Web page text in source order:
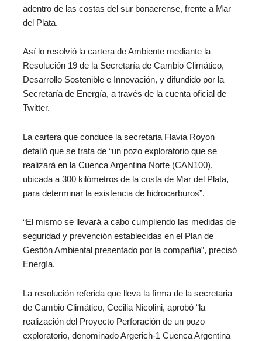
adentro de las costas del sur bonaerense, frente a Mar
del Plata.
Así lo resolvió la cartera de Ambiente mediante la
Resolución 19 de la Secretaría de Cambio Climático,
Desarrollo Sostenible e Innovación, y difundido por la
Secretaría de Energía, a través de la cuenta oficial de
Twitter.
La cartera que conduce la secretaria Flavia Royon
detalló que se trata de “un pozo exploratorio que se
realizará en la Cuenca Argentina Norte (CAN100),
ubicada a 300 kilómetros de la costa de Mar del Plata,
para determinar la existencia de hidrocarburos”.
“El mismo se llevará a cabo cumpliendo las medidas de
seguridad y prevención establecidas en el Plan de
Gestión Ambiental presentado por la compañía”, precisó
Energía.
La resolución referida que lleva la firma de la secretaria
de Cambio Climático, Cecilia Nicolini, aprobó “la
realización del Proyecto Perforación de un pozo
exploratorio, denominado Argerich‑1 Cuenca Argentina